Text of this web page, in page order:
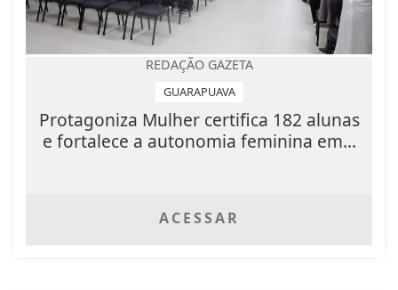
REDAÇÃO GAZETA
GUARAPUAVA
Protagoniza Mulher certifica 182 alunas
e fortalece a autonomia feminina em...
ACESSAR